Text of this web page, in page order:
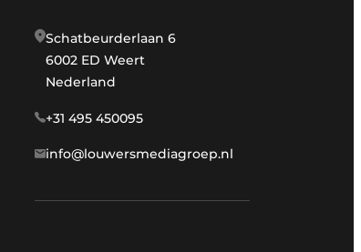
Schatbeurderlaan 6
6002 ED Weert
Nederland
+31 495 450095
info@louwersmediagroep.nl